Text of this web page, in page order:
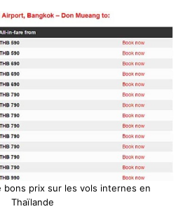
bons prix sur les vols internes en
Thaïlande